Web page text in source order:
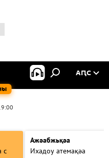
АԤС
с
Ажәабжьқәа
Ихадоу атемақәа